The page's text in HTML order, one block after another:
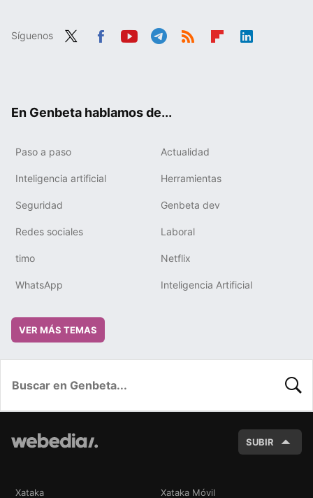
Síguenos
En Genbeta hablamos de...
Paso a paso Actualidad
Inteligencia artificial Herramientas
Seguridad Genbeta dev
Redes sociales Laboral
timo Netflix
WhatsApp Inteligencia Artificial
VER MÁS TEMAS
SUBIR
Xataka Xataka Móvil